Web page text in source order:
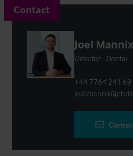
Contact
Joel Mannix
Director - Dental
+44 7764 241